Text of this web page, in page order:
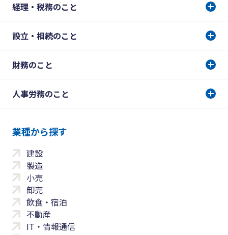
経理・税務のこと
設立・相続のこと
財務のこと
人事労務のこと
業種から探す
建設
製造
小売
卸売
飲食・宿泊
不動産
IT・情報通信